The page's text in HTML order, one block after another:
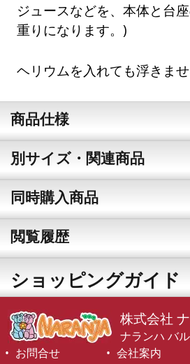
ジュースなどを、本体と台
重りになります。)
ヘリウムを入れても浮きませ
商品仕様
別サイズ・関連商品
同時購入商品
閲覧履歴
ショッピングガイド
株式会社
ナランハ バ
お問合せ
会社案内